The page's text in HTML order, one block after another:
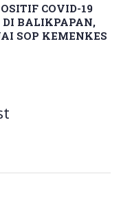
COVID-19
BALIKPAPAN,
SOP KEMENKES